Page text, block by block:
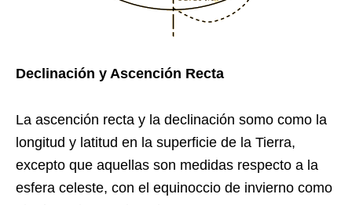
Declinación y Ascención Recta
La ascención recta y la declinación somo como la
longitud y latitud en la superficie de la Tierra,
excepto que aquellas son medidas respecto a la
esfera celeste, con el equinoccio de invierno como